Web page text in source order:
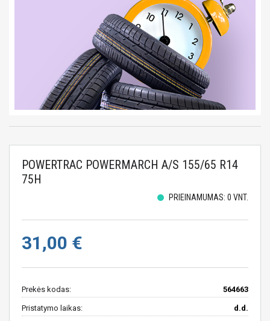
POWERTRAC POWERMARCH A/S 155/65 R14
75H
PRIEINAMUMAS: 0 VNT.
31,00 €
Prekės kodas: 564663
Pristatymo laikas: d.d.